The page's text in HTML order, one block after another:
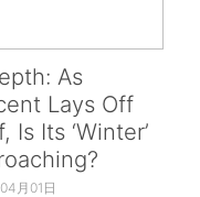
As
Lays Off
Is Its ‘Winter’
月01日